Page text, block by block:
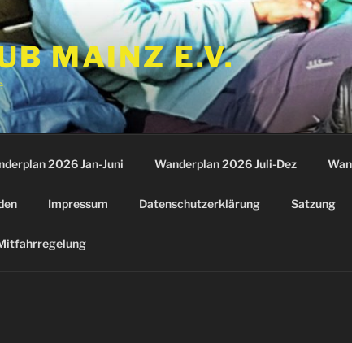
MAINZ E.V.
2026 Jan-Juni Wanderplan 2026 Juli-Dez
Impressum Datenschutzerklärung Satzung